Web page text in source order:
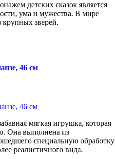
детских сказок является
ума и мужества. В мире
зверей.
46 см
мягкая игрушка, которая
Она выполнена из
специальную обработку
реалистичного вида.